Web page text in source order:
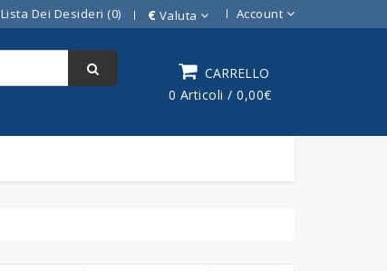
Lista Dei Desideri (0) € Valuta Account
CARRELLO
0 Articoli / 0,00€